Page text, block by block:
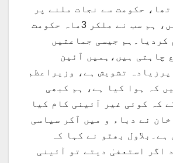
حکومت سے نجات ملنے پر
کارکن خوش ہیں، ہم سب نے ملکر 3ماہ حکومت
کردیا۔ہم جیسی جماعتیں
چاہتی ہیں،ہمیں آئین
تشویش ہے، وزیراعظم
کہ ہوا کیا ہے، ہم کبھی
کہ کوئی غیر آئینی کام کیا
نے دباء و میں آکر سیاسی
بھٹو نے کہا کہ
اگر استعفیٰ دیتے تو آئینی